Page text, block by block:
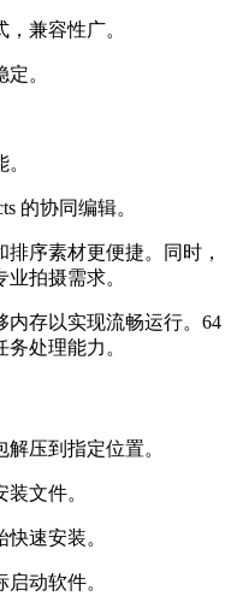
兼容性广。
。
的协同编辑。
序素材更便捷。同时，
拍摄需求。
内存以实现流畅运行。64
处理能力。
压到指定位置。
文件。
速安装。
动软件。